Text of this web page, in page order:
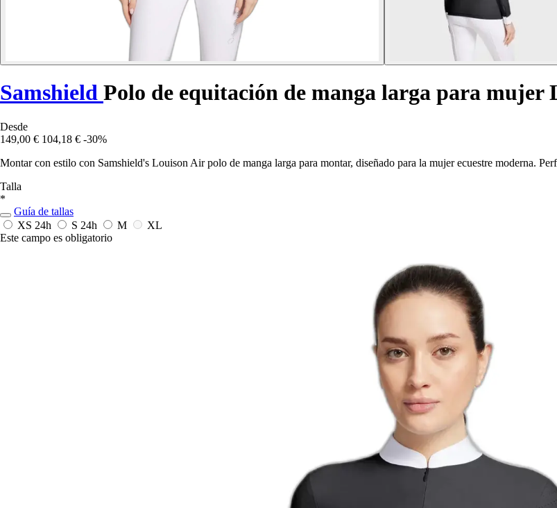
Samshield Polo de equitación de manga larga para mujer
Desde
149,00 € 104,18 € -30%
Montar con estilo con Samshield's Louison Air polo de manga larga para montar, diseñado para la mujer ecuestre moderna.
Talla
*
Guía de tallas
XS 24h S 24h M
XL
Este campo es obligatorio